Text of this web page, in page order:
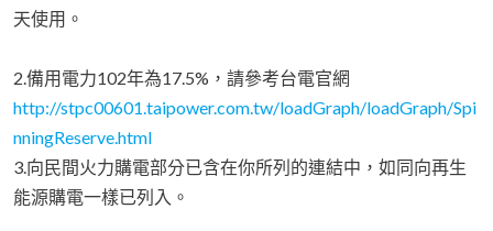
天使用。
2.備用電力102年為17.5%，請參考台電官網
http://stpc00601.taipower.com.tw/loadGraph/loadGraph/Spi
nningReserve.html
3.向民間火力購電部分已含在你所列的連結中，如同向再生
能源購電一樣已列入。